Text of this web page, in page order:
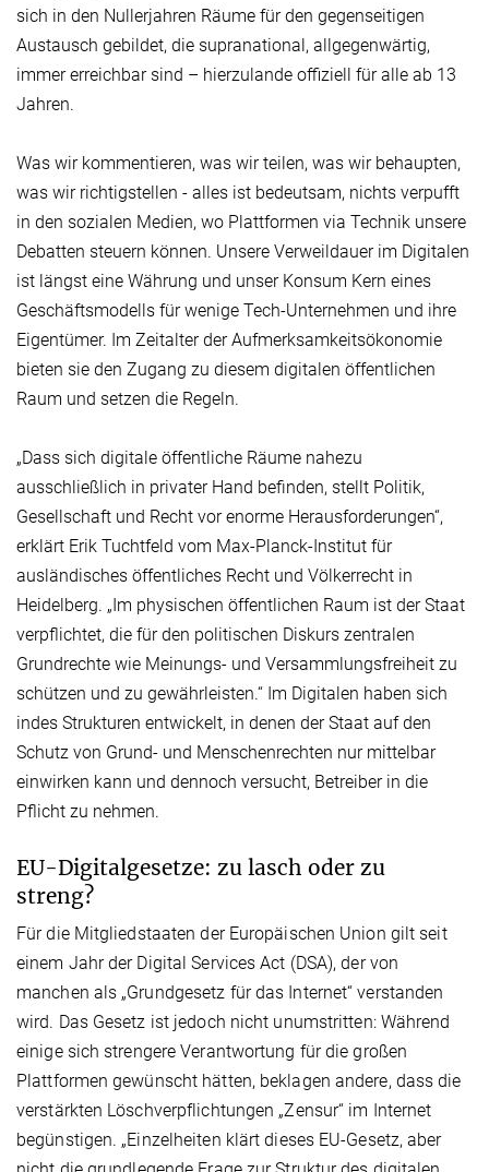
sich in den Nullerjahren Räume für den gegenseitigen
Austausch gebildet, die supranational, allgegenwärtig,
immer erreichbar sind – hierzulande offiziell für alle ab 13
Jahren.
Was wir kommentieren, was wir teilen, was wir behaupten,
was wir richtigstellen - alles ist bedeutsam, nichts verpufft
in den sozialen Medien, wo Plattformen via Technik unsere
Debatten steuern können. Unsere Verweildauer im Digitalen
ist längst eine Währung und unser Konsum Kern eines
Geschäftsmodells für wenige Tech-Unternehmen und ihre
Eigentümer. Im Zeitalter der Aufmerksamkeitsökonomie
bieten sie den Zugang zu diesem digitalen öffentlichen
Raum und setzen die Regeln.
„Dass sich digitale öffentliche Räume nahezu
ausschließlich in privater Hand befinden, stellt Politik,
Gesellschaft und Recht vor enorme Herausforderungen“,
erklärt Erik Tuchtfeld vom Max-Planck-Institut für
ausländisches öffentliches Recht und Völkerrecht in
Heidelberg. „Im physischen öffentlichen Raum ist der Staat
verpflichtet, die für den politischen Diskurs zentralen
Grundrechte wie Meinungs- und Versammlungsfreiheit zu
schützen und zu gewährleisten.“ Im Digitalen haben sich
indes Strukturen entwickelt, in denen der Staat auf den
Schutz von Grund- und Menschenrechten nur mittelbar
einwirken kann und dennoch versucht, Betreiber in die
Pflicht zu nehmen.
EU-Digitalgesetze: zu lasch oder zu
streng?
Für die Mitgliedstaaten der Europäischen Union gilt seit
einem Jahr der Digital Services Act (DSA), der von
manchen als „Grundgesetz für das Internet“ verstanden
wird. Das Gesetz ist jedoch nicht unumstritten: Während
einige sich strengere Verantwortung für die großen
Plattformen gewünscht hätten, beklagen andere, dass die
verstärkten Löschverpflichtungen „Zensur“ im Internet
begünstigen. „Einzelheiten klärt dieses EU-Gesetz, aber